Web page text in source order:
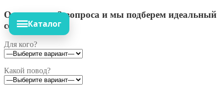
Ответьте на 3 вопроса и мы подберем идеальный
сет!
Для кого?
Какой повод?
Каталог